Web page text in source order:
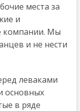
места за
и
компании. Мы
и не нести
леваками
основных
в ряде